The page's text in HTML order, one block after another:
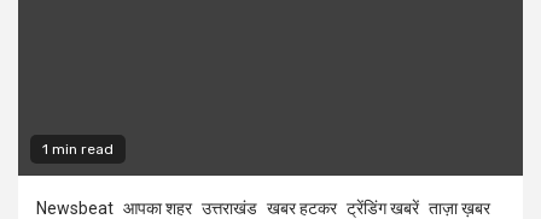
1 min read
Newsbeat आपका शहर उत्तराखंड खबर हटकर ट्रेंडिंग खबरें ताज़ा ख़बर